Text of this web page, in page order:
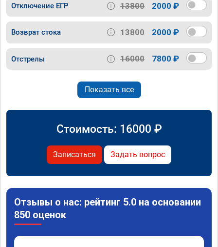
Отключение ЕГР 13800 2000 ₽
Возврат стока 13800 2000 ₽
Отстрелы 16000 7800 ₽
Показать все
Стоимость: 16000 ₽
Записаться Задать вопрос
Отзывы о нас: рейтинг 5.0 на основании
850 оценок